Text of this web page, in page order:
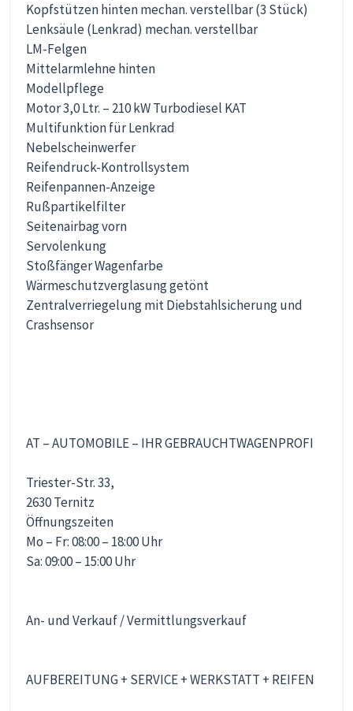
Kopfstützen hinten mechan. verstellbar (3 Stück)
Lenksäule (Lenkrad) mechan. verstellbar
LM-Felgen
Mittelarmlehne hinten
Modellpflege
Motor 3,0 Ltr. – 210 kW Turbodiesel KAT
Multifunktion für Lenkrad
Nebelscheinwerfer
Reifendruck-Kontrollsystem
Reifenpannen-Anzeige
Rußpartikelfilter
Seitenairbag vorn
Servolenkung
Stoßfänger Wagenfarbe
Wärmeschutzverglasung getönt
Zentralverriegelung mit Diebstahlsicherung und
Crashsensor
AT – AUTOMOBILE – IHR GEBRAUCHTWAGENPROFI
Triester-Str. 33,
2630 Ternitz
Öffnungszeiten
Mo – Fr: 08:00 – 18:00 Uhr
Sa: 09:00 – 15:00 Uhr
An- und Verkauf / Vermittlungsverkauf
AUFBEREITUNG + SERVICE + WERKSTATT + REIFEN